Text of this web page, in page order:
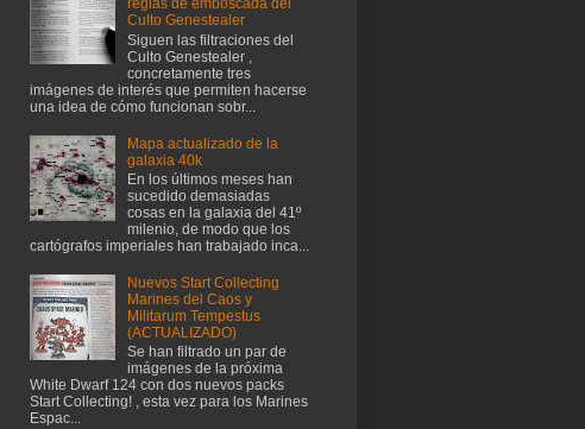
reglas de emboscada del
Culto Genestealer
Siguen las filtraciones del
Culto Genestealer ,
concretamente tres
imágenes de interés que permiten hacerse
una idea de cómo funcionan sobr...
Mapa actualizado de la
galaxia 40k
En los últimos meses han
sucedido demasiadas
cosas en la galaxia del 41º
milenio, de modo que los
cartógrafos imperiales han trabajado inca...
Nuevos Start Collecting
Marines del Caos y
Militarum Tempestus
(ACTUALIZADO)
Se han filtrado un par de
imágenes de la próxima
White Dwarf 124 con dos nuevos packs
Start Collecting! , esta vez para los Marines
Espac...